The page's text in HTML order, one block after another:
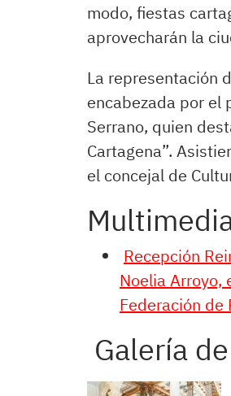
modo, fiestas
aprovecharán la
La representación
encabezada por el
Serrano, quien
Cartagena”.
el concejal de
Recepción
Noelia Arroyo,
Federación de
Galería